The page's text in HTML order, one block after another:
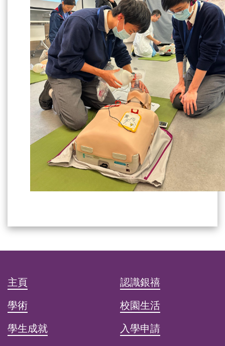
主頁
認識銀禧
學術
校園生活
學生成就
入學申請